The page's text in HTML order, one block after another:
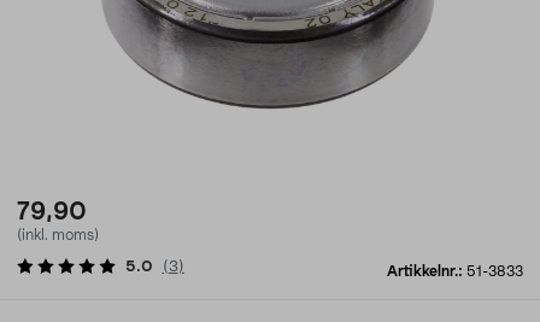
79,90
(inkl. moms)
Artikkelnr.: 51-3833
5.0 (3)